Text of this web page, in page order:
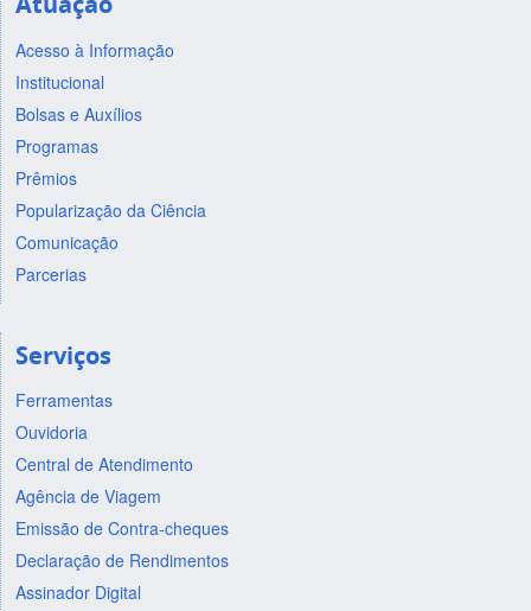
Acesso à Informação
Institucional
Bolsas e Auxílios
Programas
Prêmios
Popularização da Ciência
Comunicação
Parcerias
Serviços
Ferramentas
Ouvidoria
Central de Atendimento
Agência de Viagem
Emissão de Contra-cheques
Declaração de Rendimentos
Assinador Digital